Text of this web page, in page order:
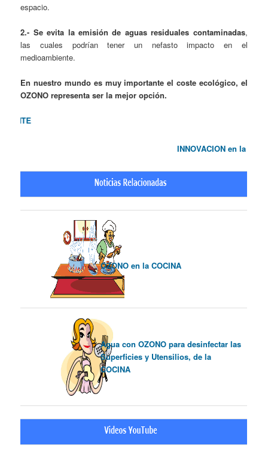
espacio.
2.- Se evita la emisión de aguas residuales contaminadas,
las cuales podrían tener un nefasto impacto en el
medioambiente.
En nuestro mundo es muy importante el coste ecológico, el
OZONO representa ser la mejor opción.
INNOVACION en la
OZONO en la COCINA
Agua con OZONO para desinfectar las
Superficies y Utensilios, de la
COCINA